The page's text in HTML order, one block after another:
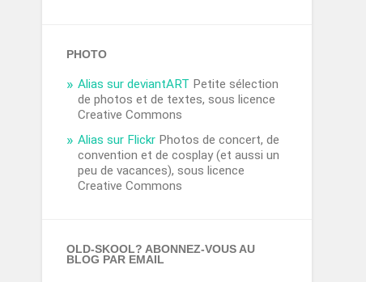
PHOTO
Alias sur deviantART Petite sélection
de photos et de textes, sous licence
Creative Commons
Alias sur Flickr Photos de concert, de
convention et de cosplay (et aussi un
peu de vacances), sous licence
Creative Commons
OLD-SKOOL? ABONNEZ-VOUS AU
BLOG PAR EMAIL